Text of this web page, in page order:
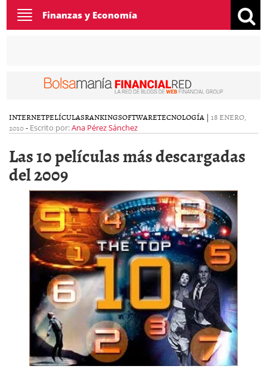
Toggle
navigation
Finanzas y Economía
INTERNETPELÍCULASRANKINGSOFTWARETECNOLOGÍA | 18 ENERO,
2010- Escrito por:Ana Pérez Sánchez
Las 10 películas más descargadas
del 2009